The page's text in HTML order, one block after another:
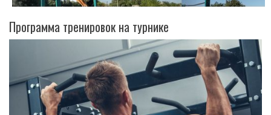
Программа тренировок на турнике